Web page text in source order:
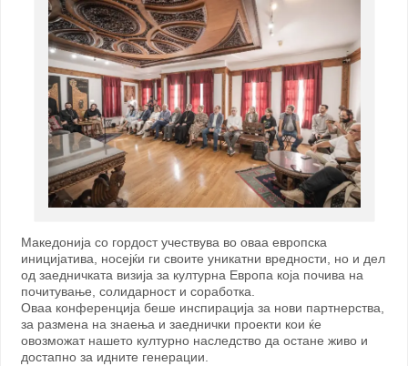
Македонија со гордост учествува во оваа европска
иницијатива, носејќи ги своите уникатни вредности, но и дел
од заедничката визија за културна Европа која почива на
почитување, солидарност и соработка.
Оваа конференција беше инспирација за нови партнерства,
за размена на знаења и заеднички проекти кои ќе
овозможат нашето културно наследство да остане живо и
достапно за идните генерации.